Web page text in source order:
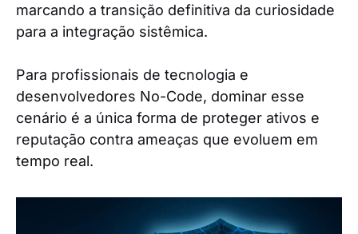
marcando a transição definitiva da curiosidade
para a integração sistêmica.
Para profissionais de tecnologia e
desenvolvedores No-Code, dominar esse
cenário é a única forma de proteger ativos e
reputação contra ameaças que evoluem em
tempo real.